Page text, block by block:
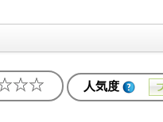
人気度